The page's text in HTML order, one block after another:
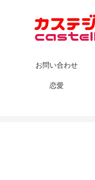
お問い合わせ
恋愛